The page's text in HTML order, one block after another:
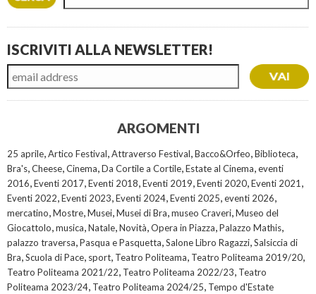
ISCRIVITI ALLA NEWSLETTER!
ARGOMENTI
25 aprile,Artico Festival,Attraverso Festival,Bacco&Orfeo,Biblioteca,
Bra's,Cheese,Cinema,Da Cortile a Cortile,Estate al Cinema,eventi
2016,Eventi 2017,Eventi 2018,Eventi 2019,Eventi 2020,Eventi 2021 ,
Eventi 2022,Eventi 2023,Eventi 2024,Eventi 2025,eventi 2026,
mercatino,Mostre,Musei,Musei di Bra,museo Craveri,Museo del
Giocattolo,musica,Natale,Novità,Opera in Piazza,Palazzo Mathis,
palazzo traversa,Pasqua e Pasquetta,Salone Libro Ragazzi,Salsiccia di
Bra,Scuola di Pace, sport, Teatro Politeama, Teatro Politeama 2019/20,
Teatro Politeama 2021/22, Teatro Politeama 2022/23, Teatro
Politeama 2023/24, Teatro Politeama 2024/25, Tempo d'Estate